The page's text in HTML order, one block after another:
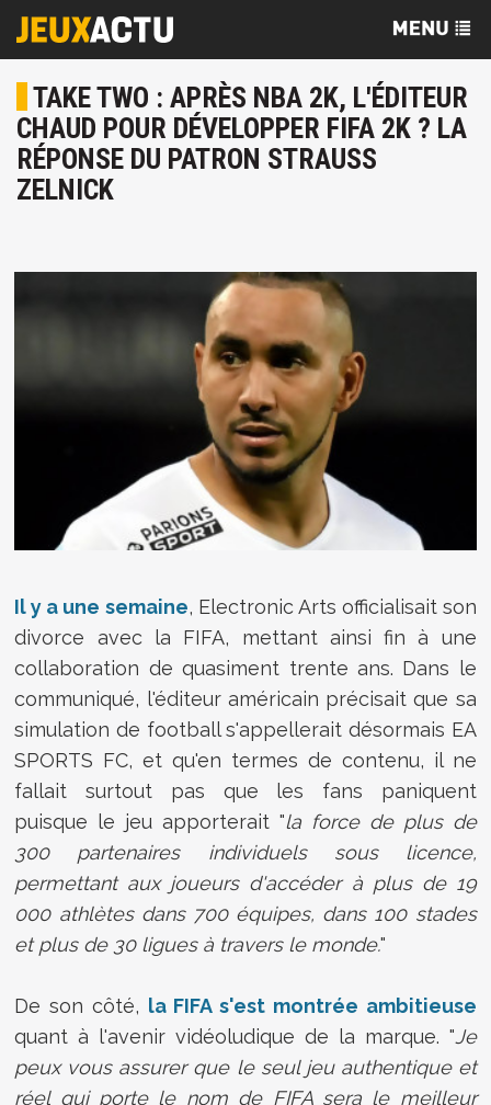
TAKE TWO : APRÈS NBA 2K, L'ÉDITEUR
CHAUD POUR DÉVELOPPER FIFA 2K ? LA
RÉPONSE DU PATRON STRAUSS
ZELNICK
Il y a une semaine, Electronic Arts officialisait son
divorce avec la FIFA, mettant ainsi fin à une
collaboration de quasiment trente ans. Dans le
communiqué, l'éditeur américain précisait que sa
simulation de football s'appellerait désormais EA
SPORTS FC, et qu'en termes de contenu, il ne
fallait surtout pas que les fans paniquent
puisque le jeu apporterait "la force de plus de
300 partenaires individuels sous licence,
permettant aux joueurs d'accéder à plus de 19
000 athlètes dans 700 équipes, dans 100 stades
et plus de 30 ligues à travers le monde."
De son côté, la FIFA s'est montrée ambitieuse
quant à l'avenir vidéoludique de la marque. "Je
peux vous assurer que le seul jeu authentique et
réel qui porte le nom de FIFA sera le meilleur